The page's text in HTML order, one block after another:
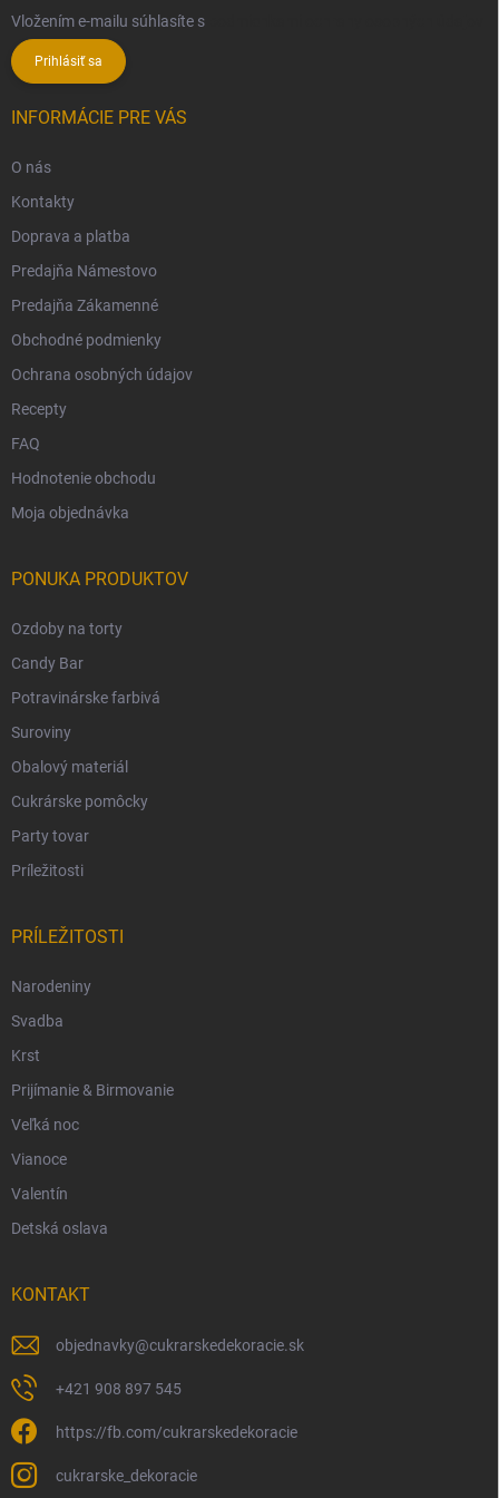
Vložením e-mailu súhlasíte s
Prihlásiť sa
INFORMÁCIE PRE VÁS
O nás
Kontakty
Doprava a platba
Predajňa Námestovo
Predajňa Zákamenné
Obchodné podmienky
Ochrana osobných údajov
Recepty
FAQ
Hodnotenie obchodu
Moja objednávka
PONUKA PRODUKTOV
Ozdoby na torty
Candy Bar
Potravinárske farbivá
Suroviny
Obalový materiál
Cukrárske pomôcky
Party tovar
Príležitosti
PRÍLEŽITOSTI
Narodeniny
Svadba
Krst
Prijímanie & Birmovanie
Veľká noc
Vianoce
Valentín
Detská oslava
KONTAKT
objednavky@cukrarskedekoracie.sk
+421 908 897 545
https://fb.com/cukrarskedekoracie
cukrarske_dekoracie